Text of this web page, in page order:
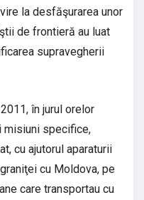
la desfăşurarea unor
de frontieră au luat
supravegherii
în jurul orelor
misiuni specifice,
cu ajutorul aparaturii
cu Moldova, pe
care transportau cu